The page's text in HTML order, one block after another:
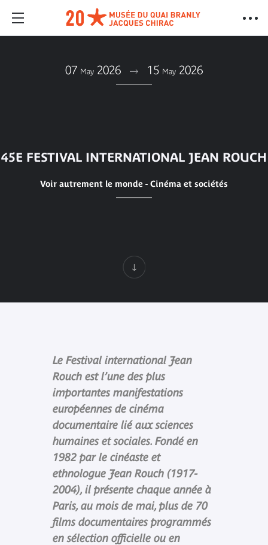
07 May 2026 15 May 2026
45E FESTIVAL INTERNATIONAL JEAN ROUCH
Voir autrement le monde - Cinéma et sociétés
Le Festival international Jean
Rouch est l’une des plus
importantes manifestations
européennes de cinéma
documentaire lié aux sciences
humaines et sociales. Fondé en
1982 par le cinéaste et
ethnologue Jean Rouch (1917-
2004), il présente chaque année à
Paris, au mois de mai, plus de 70
films documentaires programmés
en sélection officielle ou en